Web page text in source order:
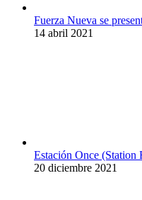
Fuerza Nueva se
14 abril 2021
Estación Once (Station
20 diciembre 2021